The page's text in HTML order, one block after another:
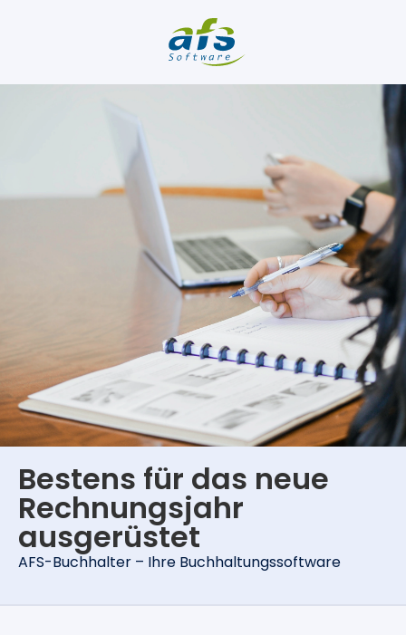
Bestens für das neue
Rechnungsjahr
ausgerüstet
AFS-Buchhalter – Ihre Buchhaltungssoftware